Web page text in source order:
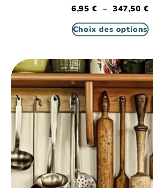
6,95€ – 347,50€
Choix des options